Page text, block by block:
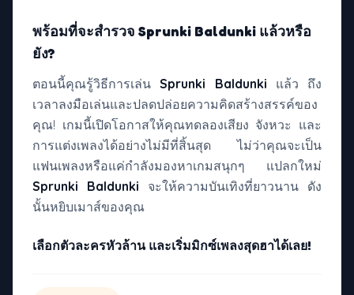
พร้อมที่จะสำรวจ Sprunki Baldunki แล้วหรือ
ยัง?
ตอนนี้คุณรู้วิธีการเล่นSprunki Baldunki แล้ว ถึง
เวลาลงมือเล่นและปลดปล่อยความคิดสร้างสรรค์ของ
คุณ! เกมนี้เปิดโอกาสให้คุณทดลองเสียง จังหวะ และ
การแต่งเพลงได้อย่างไม่มีที่สิ้นสุด ไม่ว่าคุณจะเป็น
แฟนเพลงหรือแค่กำลังมองหาเกมสนุกๆ แปลกใหม่
Sprunki Baldunki จะให้ความบันเทิงที่ยาวนาน ดัง
นั้นหยิบเมาส์ของคุณ
เลือกตัวละครหัวล้าน และเริ่มมิกซ์เพลงสุดฮาได้เลย!